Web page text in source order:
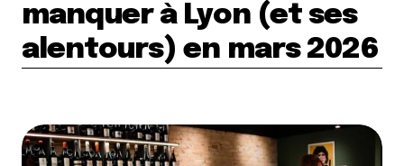
manquer à Lyon (et ses
alentours) en mars 2026